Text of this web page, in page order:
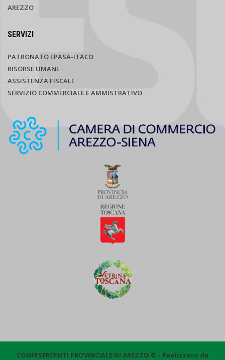
AREZZO
SERVIZI
PATRONATO EPASA-ITACO
RISORSE UMANE
ASSISTENZA FISCALE
SERVIZIO COMMERCIALE E AMMISTRATIVO
CONFESERCENTI PROVINCIALE DI AREZZO © - Realizzato da